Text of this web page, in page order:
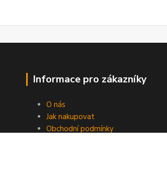
Informace pro zákazníky
O nás
Jak nakupovat
Obchodní podmínky